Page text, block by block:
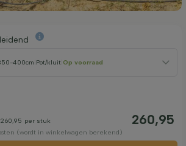
400cm Pot/kluit Op voorraad
260,95 per stuk 260,95
(wordt in winkelwagen berekend)